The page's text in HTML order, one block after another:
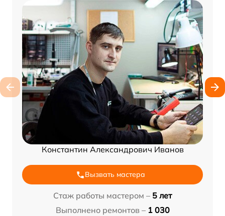
Константин Александрович Иванов
Вызвать мастера
Стаж работы мастером – 5 лет
Выполнено ремонтов – 1 030